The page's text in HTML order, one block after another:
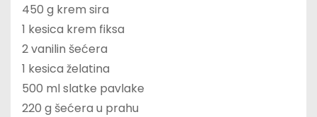
450 g krem sira
1 kesica krem fiksa
2 vanilin šećera
1 kesica želatina
500 ml slatke pavlake
220 g šećera u prahu